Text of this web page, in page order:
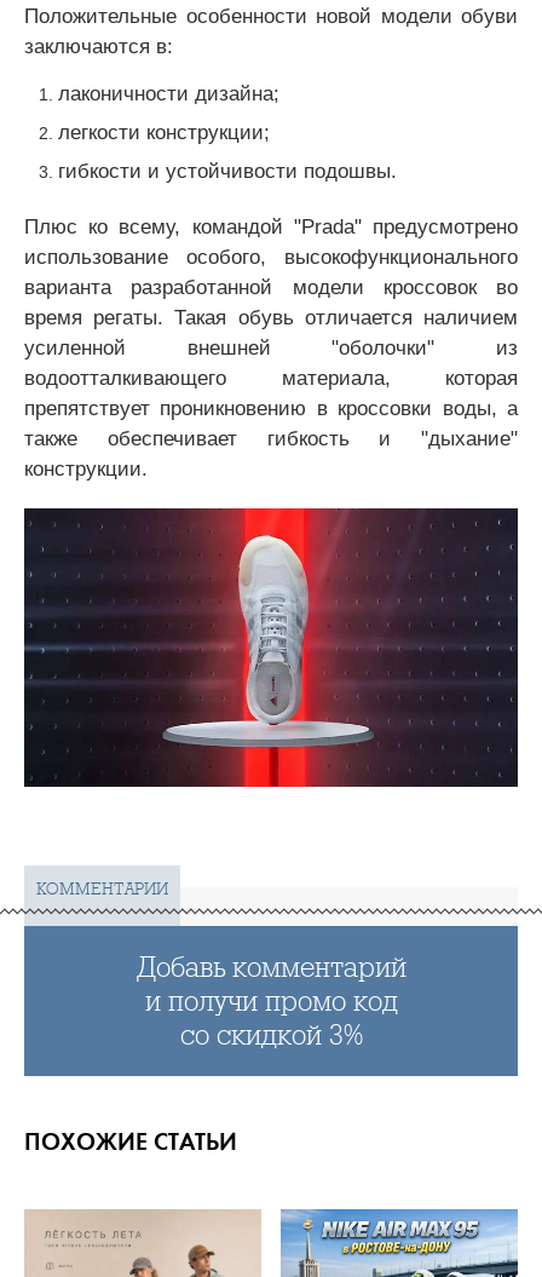
Положительные особенности новой модели обуви
заключаются в:
лаконичности дизайна;
легкости конструкции;
гибкости и устойчивости подошвы.
Плюс ко всему, командой "Prada" предусмотрено
использование особого, высокофункционального
варианта разработанной модели кроссовок во
время регаты. Такая обувь отличается наличием
усиленной внешней "оболочки" из
водоотталкивающего материала, которая
препятствует проникновению в кроссовки воды, а
также обеспечивает гибкость и "дыхание"
конструкции.
КОММЕНТАРИИ
Добавь комментарий
и получи промо код
со скидкой 3%
ПОХОЖИЕ СТАТЬИ